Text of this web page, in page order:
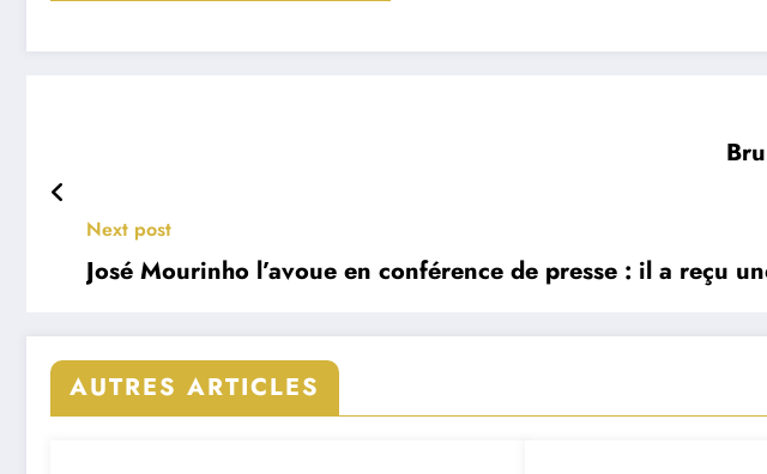
Next post
José Mourinho l’avoue en conférence de presse : il a reçu
AUTRES ARTICLES